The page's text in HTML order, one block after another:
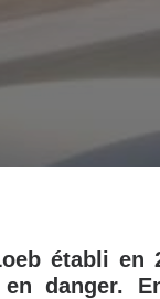
établi en
danger.